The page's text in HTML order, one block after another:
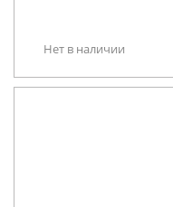
Нет в наличии